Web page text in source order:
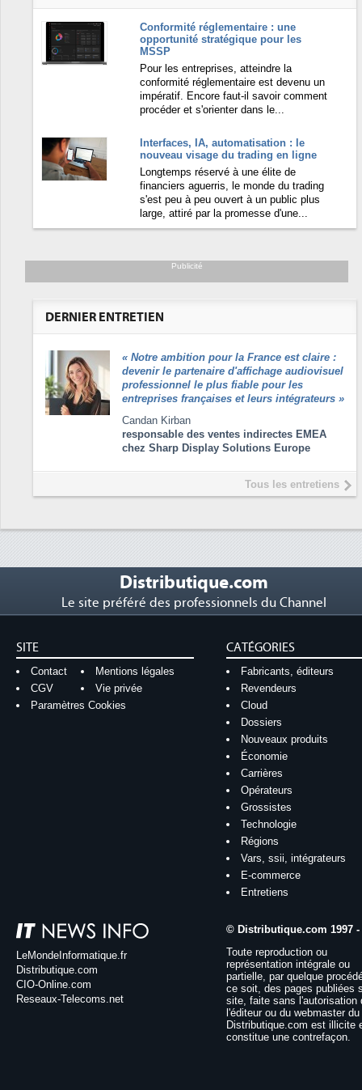
Conformité réglementaire : une
opportunité stratégique pour les
MSSP
Pour les entreprises, atteindre la
conformité réglementaire est devenu un
impératif. Encore faut-il savoir comment
procéder et s'orienter dans le...
Interfaces, IA, automatisation : le
nouveau visage du trading en ligne
Longtemps réservé à une élite de
financiers aguerris, le monde du trading
s'est peu à peu ouvert à un public plus
large, attiré par la promesse d'une...
Publicité
DERNIER ENTRETIEN
« Notre ambition pour la France est claire :
devenir le partenaire d'affichage audiovisuel
professionnel le plus fiable pour les
entreprises françaises et leurs intégrateurs »
Candan Kirban
responsable des ventes indirectes EMEA
chez Sharp Display Solutions Europe
Tous les entretiens
Distributique.com
Le site préféré des professionnels du Channel
SITE
Contact
Mentions légales
CGV
Vie privée
Paramètres Cookies
CATÉGORIES
Fabricants, éditeurs
Revendeurs
Cloud
Dossiers
Nouveaux produits
Économie
Carrières
Opérateurs
Grossistes
Technologie
Régions
Vars, ssii, intégrateurs
E-commerce
Entretiens
LeMondeInformatique.fr
Distributique.com
CIO-Online.com
Reseaux-Telecoms.net
© Distributique.com 1997 -
Toute reproduction ou
représentation intégrale ou
partielle, par quelque
ce soit, des pages publiées
site, faite sans l'autorisation
l'éditeur ou du webmaster
Distributique.com est illicite
constitue une contrefaçon.